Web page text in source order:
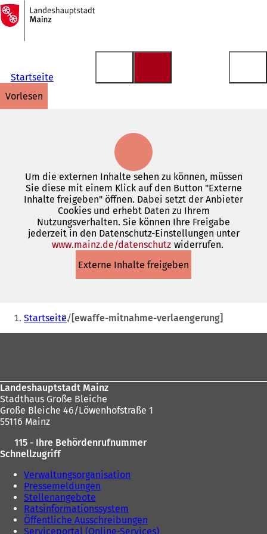
Inhalt anspringen
Zur
Startseite
Startseite
vorlesen
Um die externen Inhalte sehen zu können, müssen
Sie diese mit einem Klick auf den Button "Externe
Inhalte freigeben" öffnen. Dabei setzt der Anbieter
Cookies und erhebt Daten zu Ihrem
Nutzungsverhalten. Sie können Ihre Freigabe
jederzeit in den Datenschutz-Einstellungen unter
www.mainz.de/datenschutz(Öffnet
einem
neuen
widerrufen.
Externe Inhalte freigeben
Sie
befinden
Startseite [ewaffe-mitnahme-verlaengerung]
Landeshauptstadt Mainz
Stadthaus Große Bleiche
Große Bleiche 46/Löwenhofstraße 1
55116 Mainz
115 - Ihre Behördenrufnummer
Schnellzugriff
Verwaltungsorganisation
Pressemeldungen
Stellenangebote
Ratsinformationssystem
Öffentliche Ausschreibungen
Serviceportal (Online-Services)